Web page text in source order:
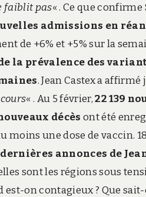
faiblit pas« . Ce que
admissions en
de +6% et +5% sur la
la prévalence des
. Jean Castex a affirmé
« . Au 5 février,22 139
décès ont été
moins une dose de vaccin.
dernières annonces de
sont les régions sous
est-on contagieux ? Que